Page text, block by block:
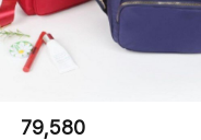
79,580